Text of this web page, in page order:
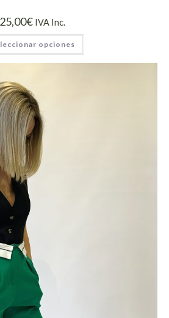
25,00€ IVA Inc.
opciones